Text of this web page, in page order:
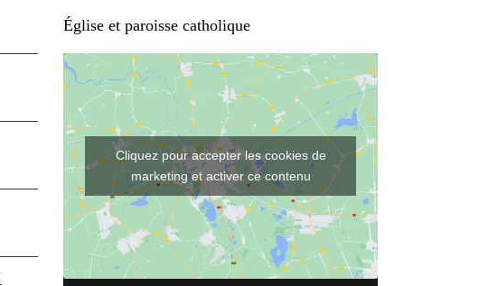
Église et paroisse catholique
Cliquez pour accepter les cookies de
marketing et activer ce contenu